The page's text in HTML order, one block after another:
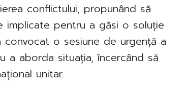
conflictului, propunând să
implicate pentru a găsi o soluție
convocat o sesiune de urgență a
a aborda situația, încercând să
unitar.